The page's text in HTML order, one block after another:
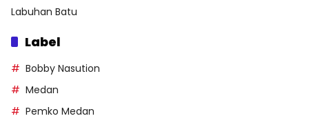
Labuhan Batu
Label
Bobby Nasution
Medan
Pemko Medan